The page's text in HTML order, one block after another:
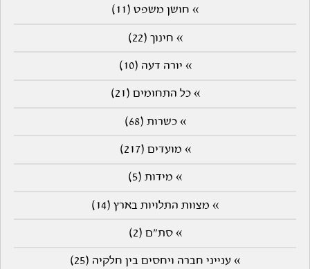
» חושן משפט (11)
» חינוך (22)
» יורה דעה (10)
» כל התחומים (21)
» כשרות (68)
» מועדים (217)
» מידות (5)
» מצוות התלויות בארץ (14)
» סת"ם (2)
» ענייני חברה ויחסים בין חלקיה (25)